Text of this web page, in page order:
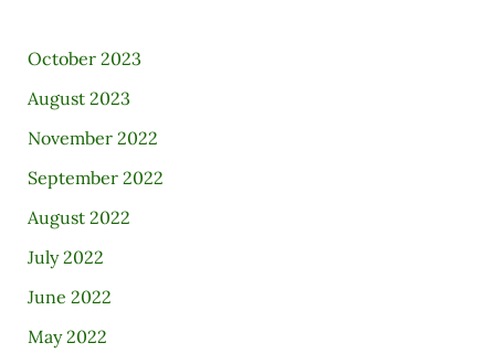
October 2023
August 2023
November 2022
September 2022
August 2022
July 2022
June 2022
May 2022